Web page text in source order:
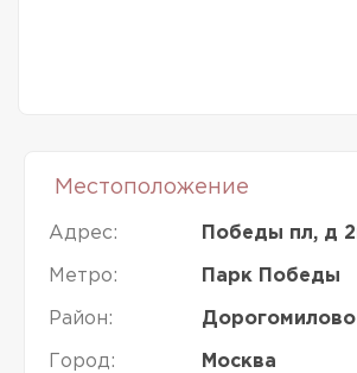
Местоположение
Адрес: Победы пл, д
Метро: Парк Победы
Район: Дорогомилово
Город: Москва